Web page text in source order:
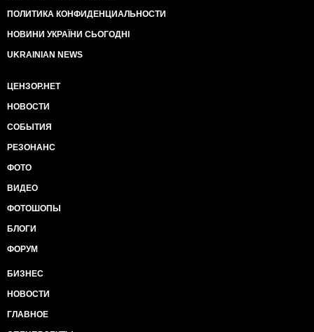
ПОЛИТИКА КОНФИДЕНЦИАЛЬНОСТИ
НОВИНИ УКРАЇНИ СЬОГОДНІ
UKRAINIAN NEWS
ЦЕНЗОР.НЕТ
НОВОСТИ
СОБЫТИЯ
РЕЗОНАНС
ФОТО
ВИДЕО
ФОТОШОПЫ
БЛОГИ
ФОРУМ
БИЗНЕС
НОВОСТИ
ГЛАВНОЕ